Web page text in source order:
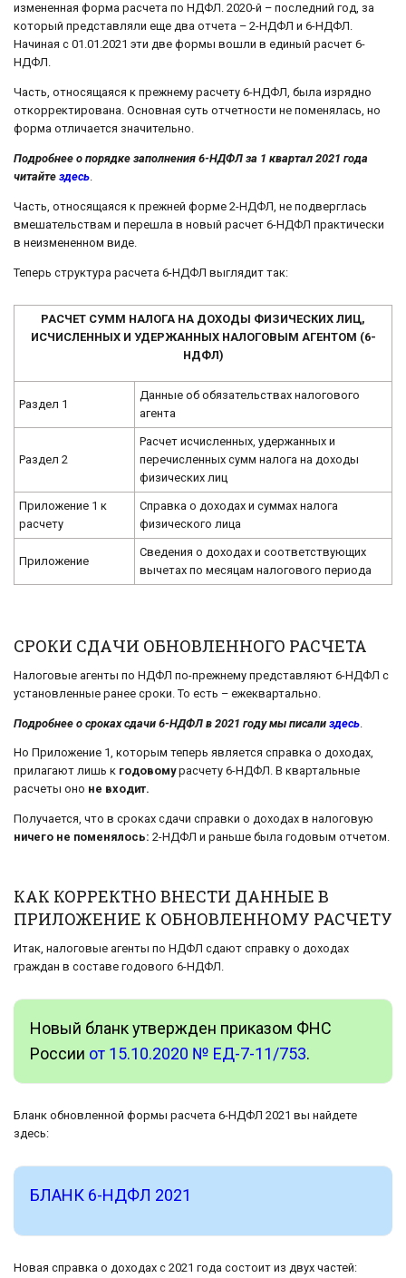
измененная форма расчета по НДФЛ. 2020-й – последний год, за
который представляли еще два отчета – 2-НДФЛ и 6-НДФЛ.
Начиная с 01.01.2021 эти две формы вошли в единый расчет 6-
НДФЛ.
Часть, относящаяся к прежнему расчету 6-НДФЛ, была изрядно
откорректирована. Основная суть отчетности не поменялась, но
форма отличается значительно.
Подробнее о порядке заполнения 6-НДФЛ за 1 квартал 2021 года
читайте здесь.
Часть, относящаяся к прежней форме 2-НДФЛ, не подверглась
вмешательствам и перешла в новый расчет 6-НДФЛ практически
в неизмененном виде.
Теперь структура расчета 6-НДФЛ выглядит так:
РАСЧЕТ СУММ НАЛОГА НА ДОХОДЫ ФИЗИЧЕСКИХ ЛИЦ,
ИСЧИСЛЕННЫХ И УДЕРЖАННЫХ НАЛОГОВЫМ АГЕНТОМ (6-
НДФЛ)
Раздел 1
Данные об обязательствах налогового
агента
Раздел 2
Расчет исчисленных, удержанных и
перечисленных сумм налога на доходы
физических лиц
Приложение 1 к
расчету
Справка о доходах и суммах налога
физического лица
Приложение
Сведения о доходах и соответствующих
вычетах по месяцам налогового периода
СРОКИ СДАЧИ ОБНОВЛЕННОГО РАСЧЕТА
Налоговые агенты по НДФЛ по-прежнему представляют 6-НДФЛ с
установленные ранее сроки. То есть – ежеквартально.
Подробнее о сроках сдачи 6-НДФЛ в 2021 году мы писали здесь
Но Приложение 1, которым теперь является справка о доходах,
прилагают лишь к годовомурасчету 6-НДФЛ. В квартальные
расчеты оно не входит.
Получается, что в сроках сдачи справки о доходах в налоговую
ничего не поменялось: 2-НДФЛ и раньше была годовым отчетом.
КАК КОРРЕКТНО ВНЕСТИ ДАННЫЕ В
ПРИЛОЖЕНИЕ К ОБНОВЛЕННОМУ РАСЧЕТУ
Итак, налоговые агенты по НДФЛ сдают справку о доходах
граждан в составе годового 6-НДФЛ.
Новый бланк утвержден приказом ФНС
России от 15.10.2020 № ЕД-7-11/753.
Бланк обновленной формы расчета 6-НДФЛ 2021 вы найдете
здесь:
БЛАНК 6-НДФЛ 2021
Новая справка о доходах с 2021 года состоит из двух частей: